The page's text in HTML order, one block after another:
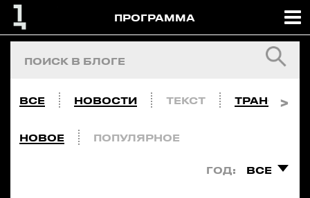
ПРОГРАММА
ВСЕ НОВОСТИ ТЕКСТ
НОВОЕ ПОПУЛЯРНОЕ
ГОД: ВСЕ